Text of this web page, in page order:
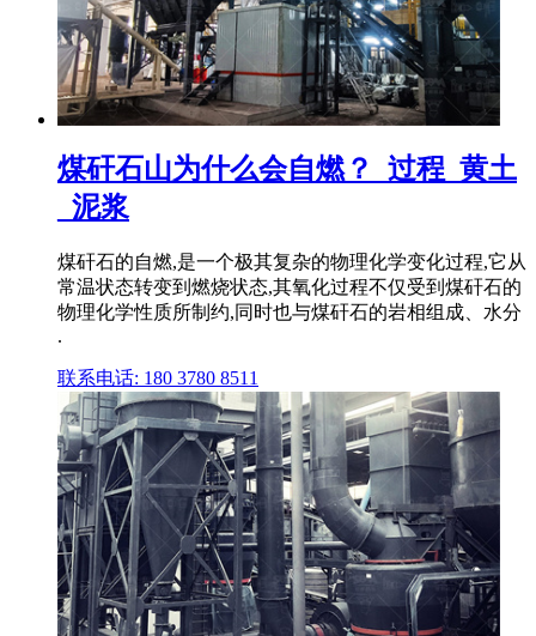
煤矸石山为什么会自燃？_过程_黄土
_泥浆
煤矸石的自燃,是一个极其复杂的物理化学变化过程,它从
常温状态转变到燃烧状态,其氧化过程不仅受到煤矸石的
物理化学性质所制约,同时也与煤矸石的岩相组成、水分
.
联系电话: 180 3780 8511